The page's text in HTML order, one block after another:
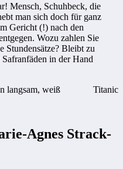
Mensch, Schuhbeck, die
man sich doch für ganz
Gericht (!) nach den
Wozu zahlen Sie
Stundensätze? Bleibt zu
in der Hand
langsam, weiß
Titanic
Agnes Strack-